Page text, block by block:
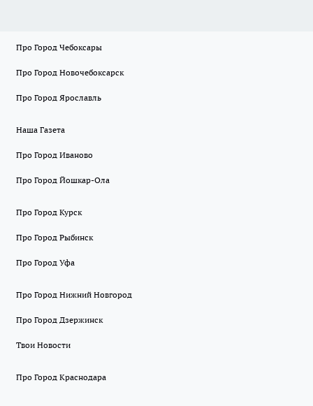
Про Город Чебоксары
Про Город Новочебоксарск
Про Город Ярославль
Наша Газета
Про Город Иваново
Про Город Йошкар-Ола
Про Город Курск
Про Город Рыбинск
Про Город Уфа
Про Город Нижний Новгород
Про Город Дзержинск
Твои Новости
Про Город Краснодара